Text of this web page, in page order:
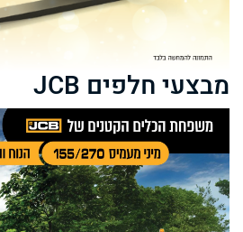
מבצעי חלפים JCB